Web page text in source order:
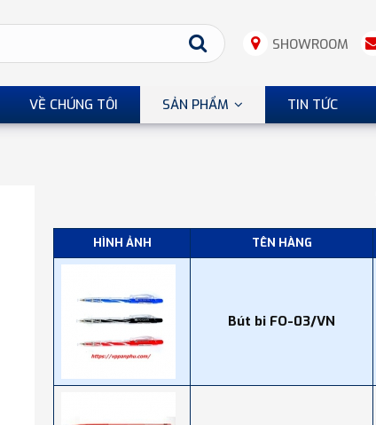
SHOWROOM
VỀ CHÚNG TÔI SẢN PHẨM TIN TỨC
HÌNH ẢNH TÊN HÀNG
Bút bi FO-03/VN